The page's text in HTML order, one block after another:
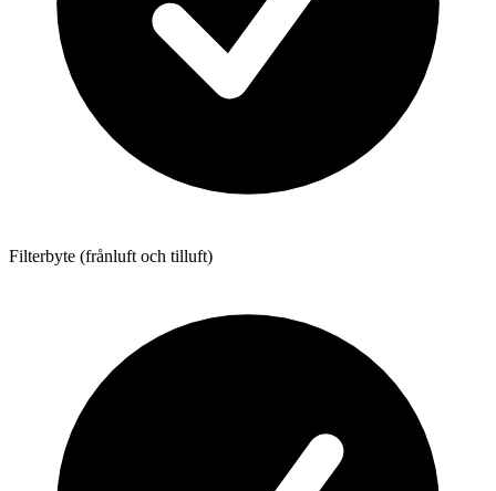
Filterbyte (frånluft och tilluft)